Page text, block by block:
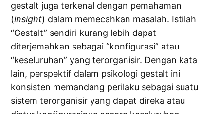
gestalt juga terkenal dengan pemahaman
(insight) dalam memecahkan masalah. Istilah
“Gestalt” sendiri kurang lebih dapat
diterjemahkan sebagai “konfigurasi” atau
“keseluruhan” yang terorganisir. Dengan kata
lain, perspektif dalam psikologi gestalt ini
konsisten memandang perilaku sebagai suatu
sistem terorganisir yang dapat direka atau